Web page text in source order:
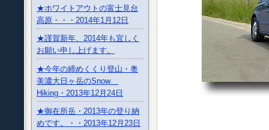
★ホワイトアウトの富士見台
高原・・・2014年1月12日
★謹賀新年、2014年も宜しく
お願い申し上げます。
★今年の締めくくり登山・奥
美濃大日ヶ岳のSnow
Hiking・2013年12月24日
★御在所岳・2013年の登り納
めです。・・2013年12月23日